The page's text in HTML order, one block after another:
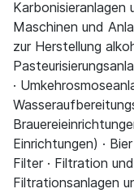
Karbonisieranlagen
Maschinen und
zur Herstellung
·
Einrichtungen) ·
Filter · Filtration
Filtrationsanlagen